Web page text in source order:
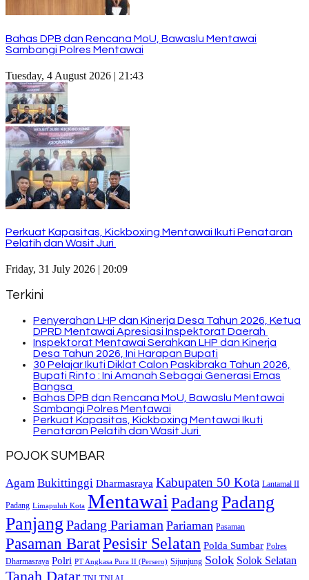
Bahas DPB dan Rencana MoU, Bawaslu Mentawai
Sambangi Polres Mentawai
Tuesday, 4 August 2026 | 21:43
Perkuat Kapasitas, Kickboxing Mentawai Ikuti Penataran
Pelatih dan Wasit Juri
Friday, 31 July 2026 | 20:09
Terkini
Penyerahan LHP dan Kinerja Desa Tahun 2026, Ketua
DPRD Mentawai Apresiasi Inspektorat Daerah
Inspektorat Mentawai Serahkan LHP dan Kinerja
Desa Tahun 2026, Ini Harapan Bupati
30 Pelajar Ikuti Diklat Calon Paskibraka Tahun 2026,
Bupati Rinto : Ini Amanah Sebagai Generasi Emas
Bangsa
Bahas DPB dan Rencana MoU, Bawaslu Mentawai
Sambangi Polres Mentawai
Perkuat Kapasitas, Kickboxing Mentawai Ikuti
Penataran Pelatih dan Wasit Juri
POJOK SUMBAR
Agam Bukittinggi Dharmasraya Kabupaten 50 Kota Lantamal II
Padang Limapuluh Kota Mentawai PadangPadang
Panjang Padang Pariaman Pariaman Pasaman
Pasaman BaratPesisir Selatan Polda Sumbar Polres
Dharmasraya Polri PT Angkasa Pura II (Persero) Sijunjung Solok Solok Selatan
Tanah Datar